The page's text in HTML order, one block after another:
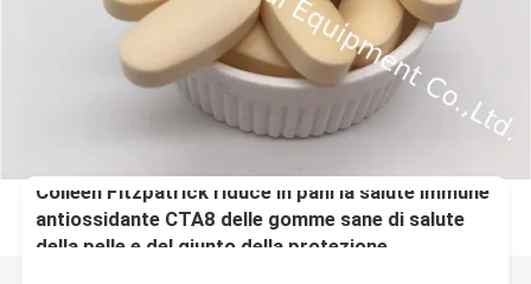
Colleen Fitzpatrick riduce in pani la salute immune
antiossidante CTA8 delle gomme sane di salute
della pelle e del giunto della protezione